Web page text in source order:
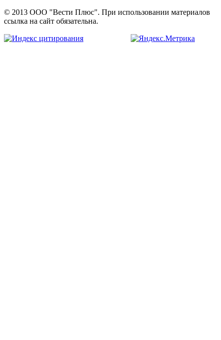
© 2013 ООО "Вести Плюс". При использовании материалов
ссылка на сайт обязательна.